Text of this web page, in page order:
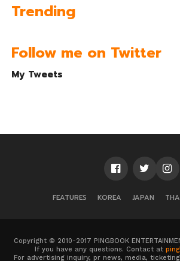
Trending
Follow me on Twitter
My Tweets
FEATURES KOREA JAPAN
Copyright © 2010-2017 PINGBOOK
If you have any questions. Contact at
For advertising inquiry, pr news, media,